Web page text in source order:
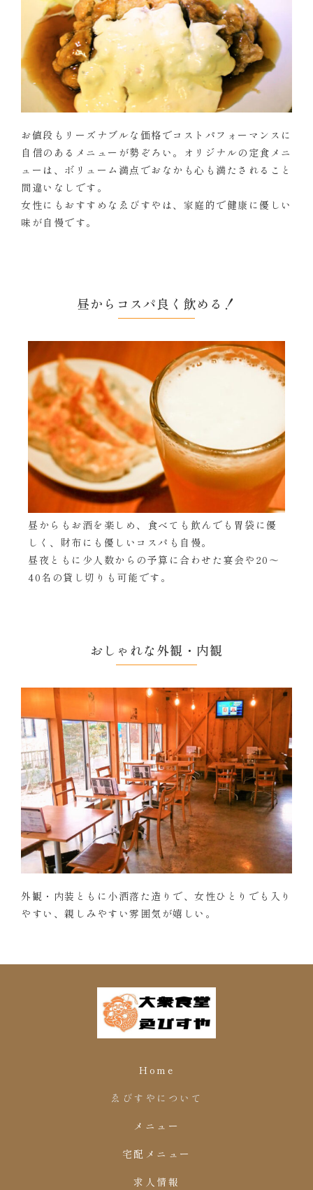
お値段もリーズナブルな価格でコストパフォーマンスに
自信のあるメニューが勢ぞろい。オリジナルの定食メニ
ューは、ボリューム満点でおなかも心も満たされること
間違いなしです。
女性にもおすすめなゑびすやは、家庭的で健康に優しい
味が自慢です。
昼からコスパ良く飲める！
昼からもお酒を楽しめ、食べても飲んでも胃袋に優
しく、財布にも優しいコスパも自慢。
昼夜ともに少人数からの予算に合わせた宴会や20～
40名の貸し切りも可能です。
おしゃれな外観・内観
外観・内装ともに小洒落た造りで、女性ひとりでも入り
やすい、親しみやすい雰囲気が嬉しい。
Home
ゑびすやについて
メニュー
宅配メニュー
求人情報